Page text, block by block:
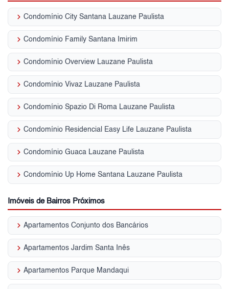
keyboard_arrow_right Condomínio City Santana Lauzane Paulista
keyboard_arrow_right Condomínio Family Santana Imirim
keyboard_arrow_right Condomínio Overview Lauzane Paulista
keyboard_arrow_right Condomínio Vivaz Lauzane Paulista
keyboard_arrow_right Condomínio Spazio Di Roma Lauzane Paulista
keyboard_arrow_right Condomínio Residencial Easy Life Lauzane Paulista
keyboard_arrow_right Condomínio Guaca Lauzane Paulista
keyboard_arrow_right Condomínio Up Home Santana Lauzane Paulista
Imóveis de Bairros Próximos
keyboard_arrow_right Apartamentos Conjunto dos Bancários
keyboard_arrow_right Apartamentos Jardim Santa Inês
keyboard_arrow_right Apartamentos Parque Mandaqui